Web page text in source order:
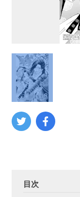
目次
プロレス
コンピューター
ミリタリー
その他
フェア